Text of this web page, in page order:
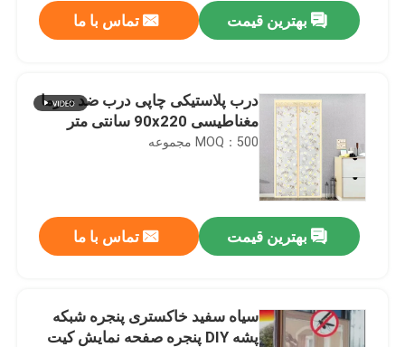
بهترین قیمت تماس با ما
درب پلاستیکی چاپی درب ضد سرما
مغناطیسی 90x220 سانتی متر
MOQ：500 مجموعه
بهترین قیمت تماس با ما
سیاه سفید خاکستری پنجره شبکه
پشه DIY پنجره صفحه نمایش کیت